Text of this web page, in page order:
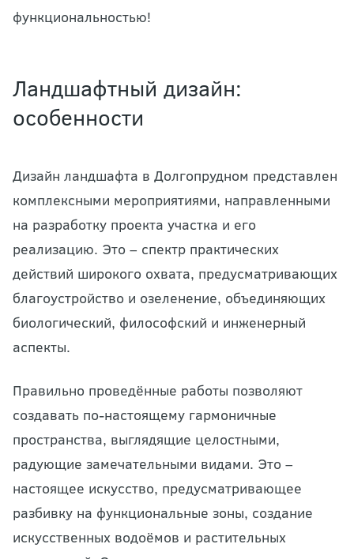
функциональностью!
Ландшафтный дизайн:
особенности
Дизайн ландшафта в Долгопрудном представлен
комплексными мероприятиями, направленными
на разработку проекта участка и его
реализацию. Это – спектр практических
действий широкого охвата, предусматривающих
благоустройство и озеленение, объединяющих
биологический, философский и инженерный
аспекты.
Правильно проведённые работы позволяют
создавать по-настоящему гармоничные
пространства, выглядящие целостными,
радующие замечательными видами. Это –
настоящее искусство, предусматривающее
разбивку на функциональные зоны, создание
искусственных водоёмов и растительных